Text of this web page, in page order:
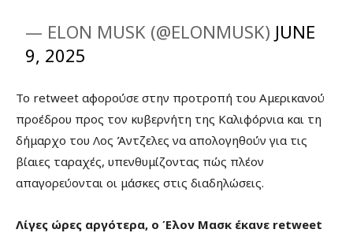
— ELON MUSK (@ELONMUSK) JUNE
9, 2025
Το retweet αφορούσε στην προτροπή του Αμερικανού
προέδρου προς τον κυβερνήτη της Καλιφόρνια και τη
δήμαρχο του Λος Άντζελες να απολογηθούν για τις
βίαιες ταραχές, υπενθυμίζοντας πώς πλέον
απαγορεύονται οι μάσκες στις διαδηλώσεις.
Λίγες ώρες αργότερα, ο Έλον Μασκ έκανε retweet